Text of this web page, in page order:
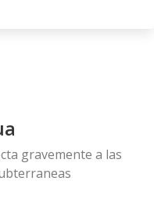
gravemente a las